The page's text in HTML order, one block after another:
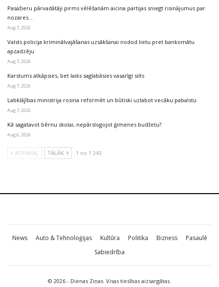
Pasažieru pārvadātāji pirms vēlēšanām aicina partijas sniegt risinājumus par
nozares…
Aug 7, 2026
Valsts policija kriminālvajāšanas uzsākšanai nodod lietu pret bankomātu
apzadzēju
Aug 7, 2026
Karstums atkāpsies, bet laiks saglabāsies vasarīgi silts
Aug 7, 2026
Labklājības ministrija rosina reformēt un būtiski uzlabot vecāku pabalstu
Aug 7, 2026
Kā sagatavot bērnu skolai, nepārslogojot ģimenes budžetu?
Aug 6, 2026
ATPAKAĻ TĀLĀK 1 no 1 243
News Auto & Tehnoloģijas Kultūra Politika Bizness
Pasaulē
Sabiedrība
© 2026 - Dienas Ziņas. Visas tiesības aizsargātas.